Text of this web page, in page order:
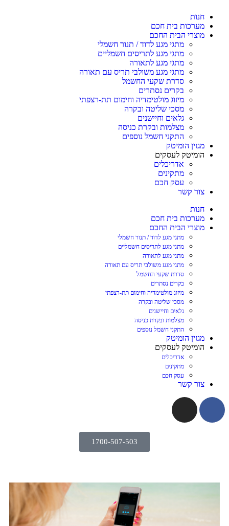
חנות
מערכות בית חכם
מוצרי הבית החכם
מתגי מגע לדוד / תנור חשמלי
מתגי מגע לתריסים חשמליים
מתגי מגע לתאורה
מתגי מגע משולבי תריס עם תאורה
סדרת שקעי החשמל
בקרים נסתרים
מיזוג מולטימדיה וחימום תת-רצפתי
מסכי שליטה ובקרה
גלאים וחיישנים
מצלמות ובקרת כניסה
התקני חשמל נוספים
מגזין הומיטק
הומיטק לעסקים
אדריכלים
מתקינים
עסק חכם
צור קשר
חנות
מערכות בית חכם
מוצרי הבית החכם
מתגי מגע לדוד / תנור חשמלי
מתגי מגע לתריסים חשמליים
מתגי מגע לתאורה
מתגי מגע משולבי תריס עם תאורה
סדרת שקעי החשמל
בקרים נסתרים
מיזוג מולטימדיה וחימום תת-רצפתי
מסכי שליטה ובקרה
גלאים וחיישנים
מצלמות ובקרת כניסה
התקני חשמל נוספים
מגזין הומיטק
הומיטק לעסקים
אדריכלים
מתקינים
עסק חכם
צור קשר
1700-507-503